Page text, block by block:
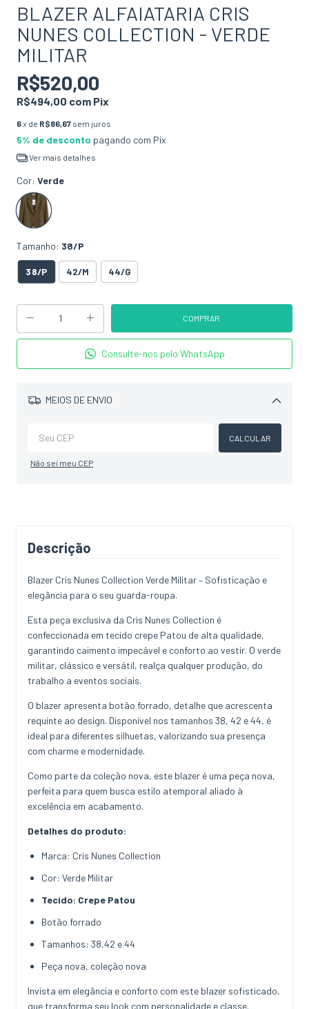
BLAZER ALFAIATARIA CRIS
NUNES COLLECTION - VERDE
MILITAR
R$520,00
R$494,00 com Pix
6x de R$86,67 sem juros
5% de desconto pagando com Pix
Ver mais detalhes
Cor: Verde
Tamanho: 38/P
38/P 42/M 44/G
Consulte-nos pelo WhatsApp
MEIOS DE ENVIO
Alterar CEP
CALCULAR
Não sei meu CEP
Descrição
Blazer Cris Nunes Collection Verde Militar – Sofisticação e
elegância para o seu guarda-roupa.
Esta peça exclusiva da Cris Nunes Collection é
confeccionada em tecido crepe Patou de alta qualidade,
garantindo caimento impecável e conforto ao vestir. O verde
militar, clássico e versátil, realça qualquer produção, do
trabalho a eventos sociais.
O blazer apresenta botão forrado, detalhe que acrescenta
requinte ao design. Disponível nos tamanhos 38, 42 e 44, é
ideal para diferentes silhuetas, valorizando sua presença
com charme e modernidade.
Como parte da coleção nova, este blazer é uma peça nova,
perfeita para quem busca estilo atemporal aliado à
excelência em acabamento.
Detalhes do produto:
Marca: Cris Nunes Collection
Cor: Verde Militar
Tecido: Crepe Patou
Botão forrado
Tamanhos: 38,42 e 44
Peça nova, coleção nova
Invista em elegância e conforto com este blazer sofisticado,
que transforma seu look com personalidade e classe.